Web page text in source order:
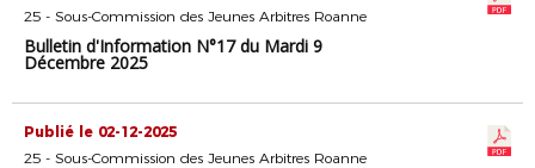
25 - Sous-Commission des Jeunes Arbitres Roanne
Bulletin d'Information N°17 du Mardi 9
Décembre 2025
Publié le 02-12-2025
25 - Sous-Commission des Jeunes Arbitres Roanne